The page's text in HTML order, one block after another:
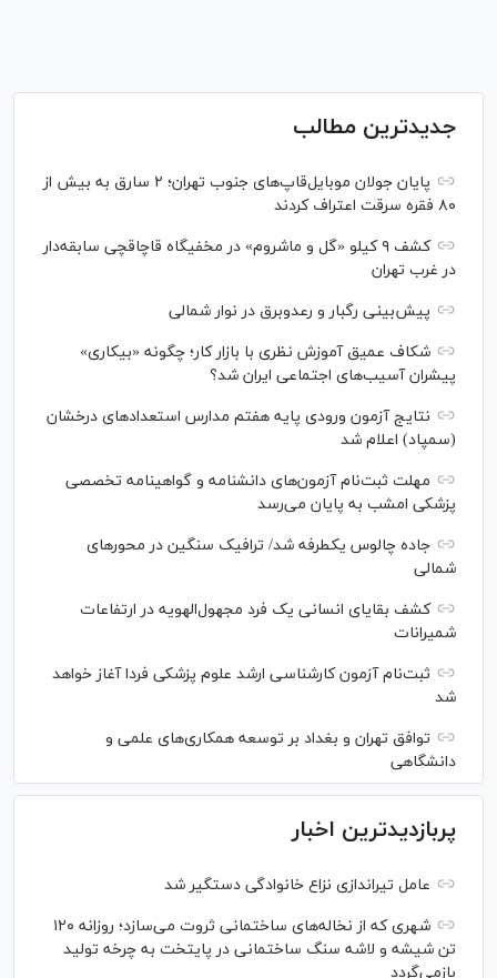
جدیدترین مطالب
پایان جولان موبایل‌قاپ‌های جنوب تهران؛ ۲ سارق به بیش از
۸۰ فقره سرقت اعتراف کردند
کشف ۹ کیلو «گل و ماشروم» در مخفیگاه قاچاقچی سابقه‌دار
در غرب تهران
پیش‌بینی رگبار و رعدوبرق در نوار شمالی
شکاف عمیق آموزش نظری با بازار کار؛ چگونه «بیکاری»
پیشران آسیب‌های اجتماعی ایران شد؟
نتایج آزمون ورودی پایه هفتم مدارس استعدادهای درخشان
(سمپاد) اعلام شد
مهلت ثبت‌نام آزمون‌های دانشنامه و گواهینامه تخصصی
پزشکی امشب به پایان می‌رسد
جاده چالوس یکطرفه شد/ ترافیک سنگین در محورهای
شمالی
کشف بقایای انسانی یک فرد مجهول‌الهویه در ارتفاعات
شمیرانات
ثبت‌نام آزمون کارشناسی ارشد علوم پزشکی فردا آغاز خواهد
شد
توافق تهران و بغداد بر توسعه همکاری‌های علمی و
دانشگاهی
پربازدیدترین اخبار
عامل تیراندازی نزاع خانوادگی دستگیر شد
شهری که از نخاله‌های ساختمانی ثروت می‌سازد؛ روزانه ۱۲۰
تن شیشه و لاشه سنگ ساختمانی در پایتخت به چرخه تولید
بازمی‌گردد